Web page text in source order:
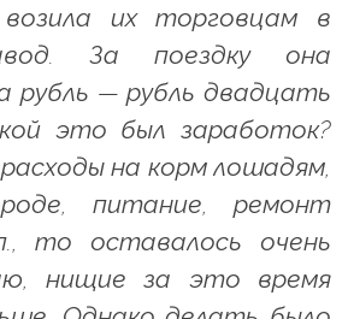
их торговцам в
За поездку она
рубль — рубль двадцать
это был заработок?
на корм лошадям,
питание, ремонт
то оставалось очень
нищие за это время